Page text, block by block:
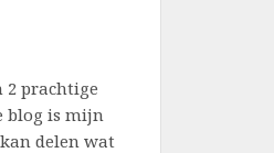
2 prachtige
blog is mijn
delen wat